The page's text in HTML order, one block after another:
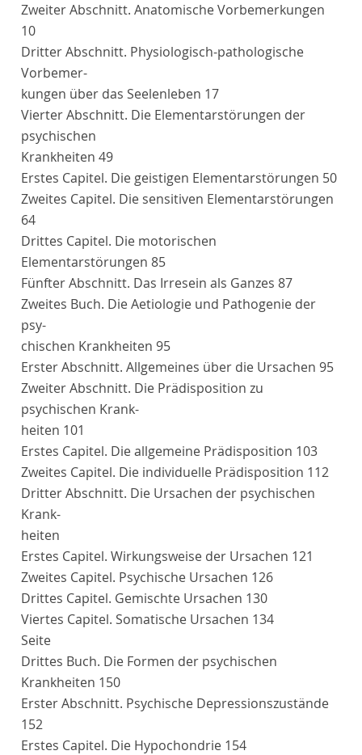
Zweiter Abschnitt. Anatomische Vorbemerkungen
10
Dritter Abschnitt. Physiologisch-pathologische
Vorbemer-
kungen über das Seelenleben 17
Vierter Abschnitt. Die Elementarstörungen der
psychischen
Krankheiten 49
Erstes Capitel. Die geistigen Elementarstörungen 50
Zweites Capitel. Die sensitiven Elementarstörungen
64
Drittes Capitel. Die motorischen
Elementarstörungen 85
Fünfter Abschnitt. Das Irresein als Ganzes 87
Zweites Buch. Die Aetiologie und Pathogenie der
psy-
chischen Krankheiten 95
Erster Abschnitt. Allgemeines über die Ursachen 95
Zweiter Abschnitt. Die Prädisposition zu
psychischen Krank-
heiten 101
Erstes Capitel. Die allgemeine Prädisposition 103
Zweites Capitel. Die individuelle Prädisposition 112
Dritter Abschnitt. Die Ursachen der psychischen
Krank-
heiten
Erstes Capitel. Wirkungsweise der Ursachen 121
Zweites Capitel. Psychische Ursachen 126
Drittes Capitel. Gemischte Ursachen 130
Viertes Capitel. Somatische Ursachen 134
Seite
Drittes Buch. Die Formen der psychischen
Krankheiten 150
Erster Abschnitt. Psychische Depressionszustände
152
Erstes Capitel. Die Hypochondrie 154